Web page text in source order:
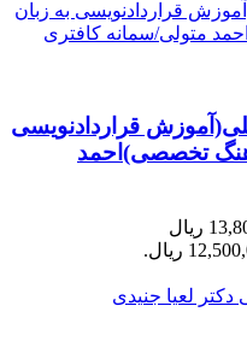
قراردادنویسی
تخصصی)احمد
قیمت اصلی: 13,800,000 ریال